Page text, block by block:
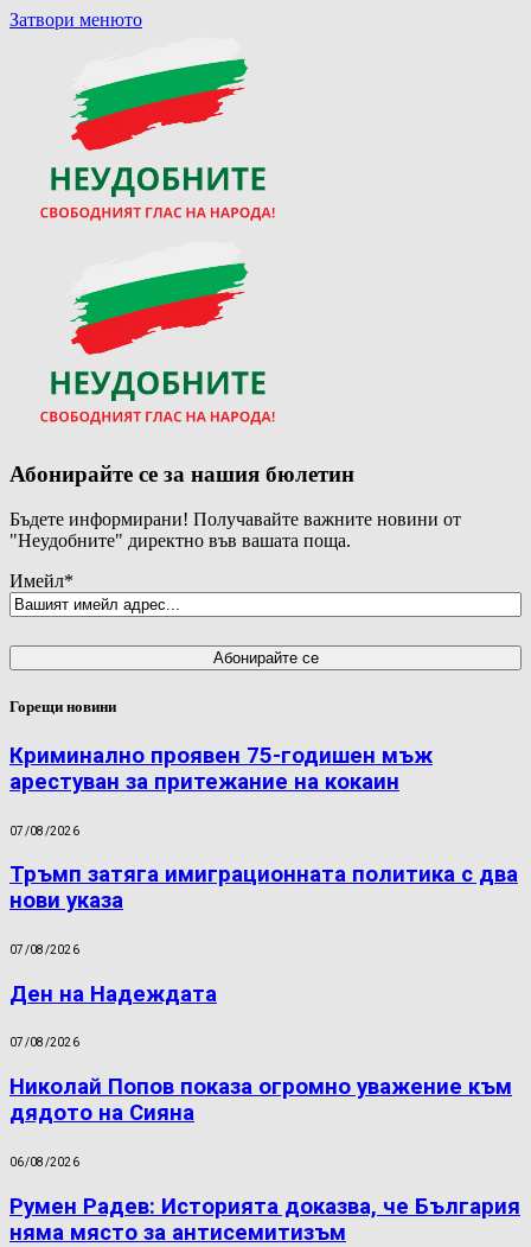
Затвори менюто
Абонирайте се за нашия бюлетин
Бъдете информирани! Получавайте важните новини от
"Неудобните" директно във вашата поща.
Имейл*
Горещи новини
Криминално проявен 75-годишен мъж
арестуван за притежание на кокаин
07/08/2026
Тръмп затяга имиграционната политика с два
нови указа
07/08/2026
Ден на Надеждата
07/08/2026
Николай Попов показа огромно уважение към
дядото на Сияна
06/08/2026
Румен Радев: Историята доказва, че България
няма място за антисемитизъм